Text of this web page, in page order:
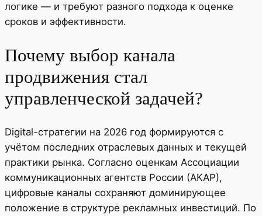
логике — и требуют разного подхода к оценке
сроков и эффективности.
Почему выбор канала
продвижения стал
управленческой задачей?
Digital-стратегии на 2026 год формируются с
учётом последних отраслевых данных и текущей
практики рынка. Согласно оценкам Ассоциации
коммуникационных агентств России (АКАР),
цифровые каналы сохраняют доминирующее
положение в структуре рекламных инвестиций. По